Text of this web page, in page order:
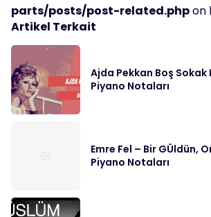
parts/posts/post-related.phpon
Artikel Terkait
Ajda Pekkan Boş
Piyano Notaları
Emre Fel – Bir GÜldün,
Piyano Notaları